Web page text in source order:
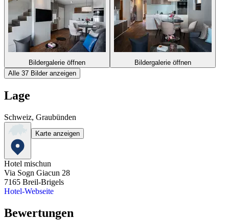
Bildergalerie öffnen
Bildergalerie öffnen
Alle 37 Bilder anzeigen
Lage
Schweiz, Graubünden
Karte anzeigen
Hotel mischun
Via Sogn Giacun 28
7165 Breil-Brigels
Hotel-Webseite
Bewertungen